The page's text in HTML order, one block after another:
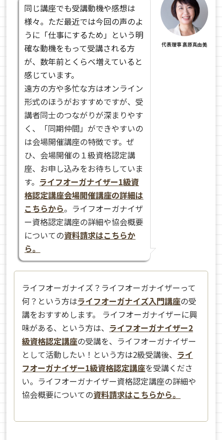
同じ講座でも受講動機や感想は
様々。ただ最近では今回の声のよ
うに「仕事にするため」という明
確な動機をもって受講される方
が、数年前とくらべ増えていると
感じています。
遠方の方や多忙な方はオンライン
形式のほうがおすすめですが、受
講者同士のつながりが深まりやす
く、「同期仲間」ができやすいの
は会場開催講座の特徴です。ぜ
ひ、会場開催の１級資格認定講
座、お申し込みをお待ちしていま
す。 ライフオーガナイザー1級資
格認定講座会場開催講座の詳細は
こちらから。ライフオーガナイザ
ー資格認定講座の詳細や協会概要
についての資料請求はこちらか
ら。
代表理事 髙原真由美
ライフオーガナイズ？ライフオーガナイザーって
何？という方はライフオーガナイズ入門講座の受
講をおすすめします。 ライフオーガナイザーに興
味がある、という方は、 ライフオーガナイザー2
級資格認定講座の受講を、ライフオーガナイザー
として活動したい！という方は2級受講後、 ライ
フオーガナイザー1級資格認定講座を受講くださ
い。ライフオーガナイザー資格認定講座の詳細や
協会概要についての資料請求はこちらから。